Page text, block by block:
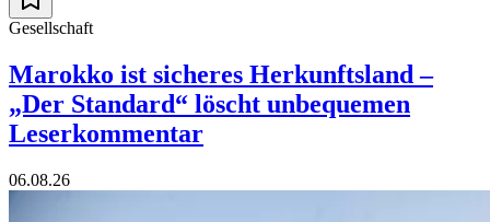
Gesellschaft
Marokko ist sicheres Herkunftsland –
„Der Standard“ löscht unbequemen
Leserkommentar
06.08.26